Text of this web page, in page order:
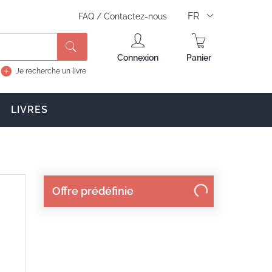
FAQ / Contactez-nous FR
Je recherche un livre
Connexion Panier
LIVRES
Offre prédéfinie